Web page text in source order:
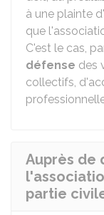
à une plainte
que
C'est le cas,
défense des
collectifs,
Auprès de
partie